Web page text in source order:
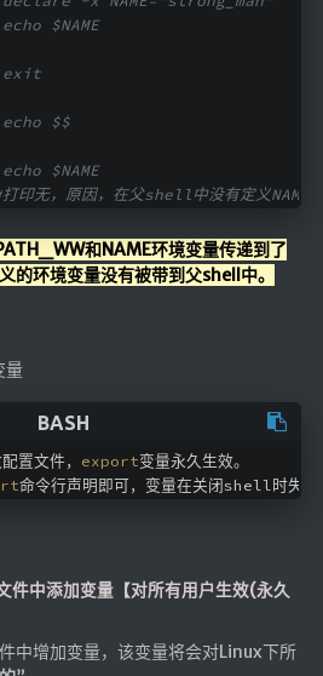
$NAME
exit
$$
$NAME
打印无，原因，在父shell中没有定义
和NAME环境变量传递到了
的环境变量没有被带到父shell中。
量
置文件， export变量永久生效。
命令行声明即可，变量在关闭shell时失效
中添加变量【对所有用户生效(永久
增加变量，该变量将会对Linux下所
成